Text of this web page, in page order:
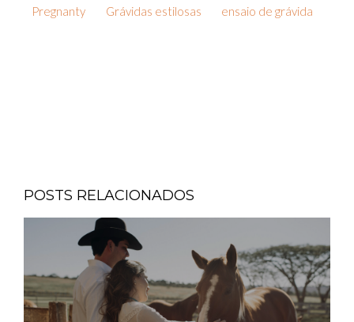
Pregnanty Grávidas estilosas ensaio de grávida
POSTS RELACIONADOS